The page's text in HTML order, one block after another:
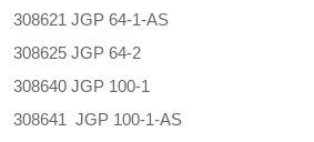
308621 JGP 64-1-AS
308625 JGP 64-2
308640 JGP 100-1
308641 JGP 100-1-AS